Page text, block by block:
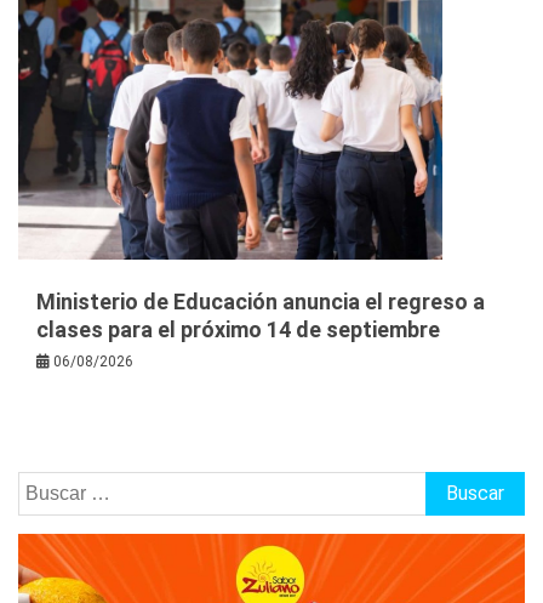
Ministerio de Educación anuncia el regreso a
clases para el próximo 14 de septiembre
06/08/2026
Buscar: